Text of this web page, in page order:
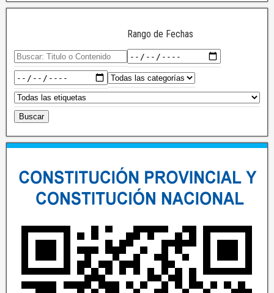
Rango de Fechas